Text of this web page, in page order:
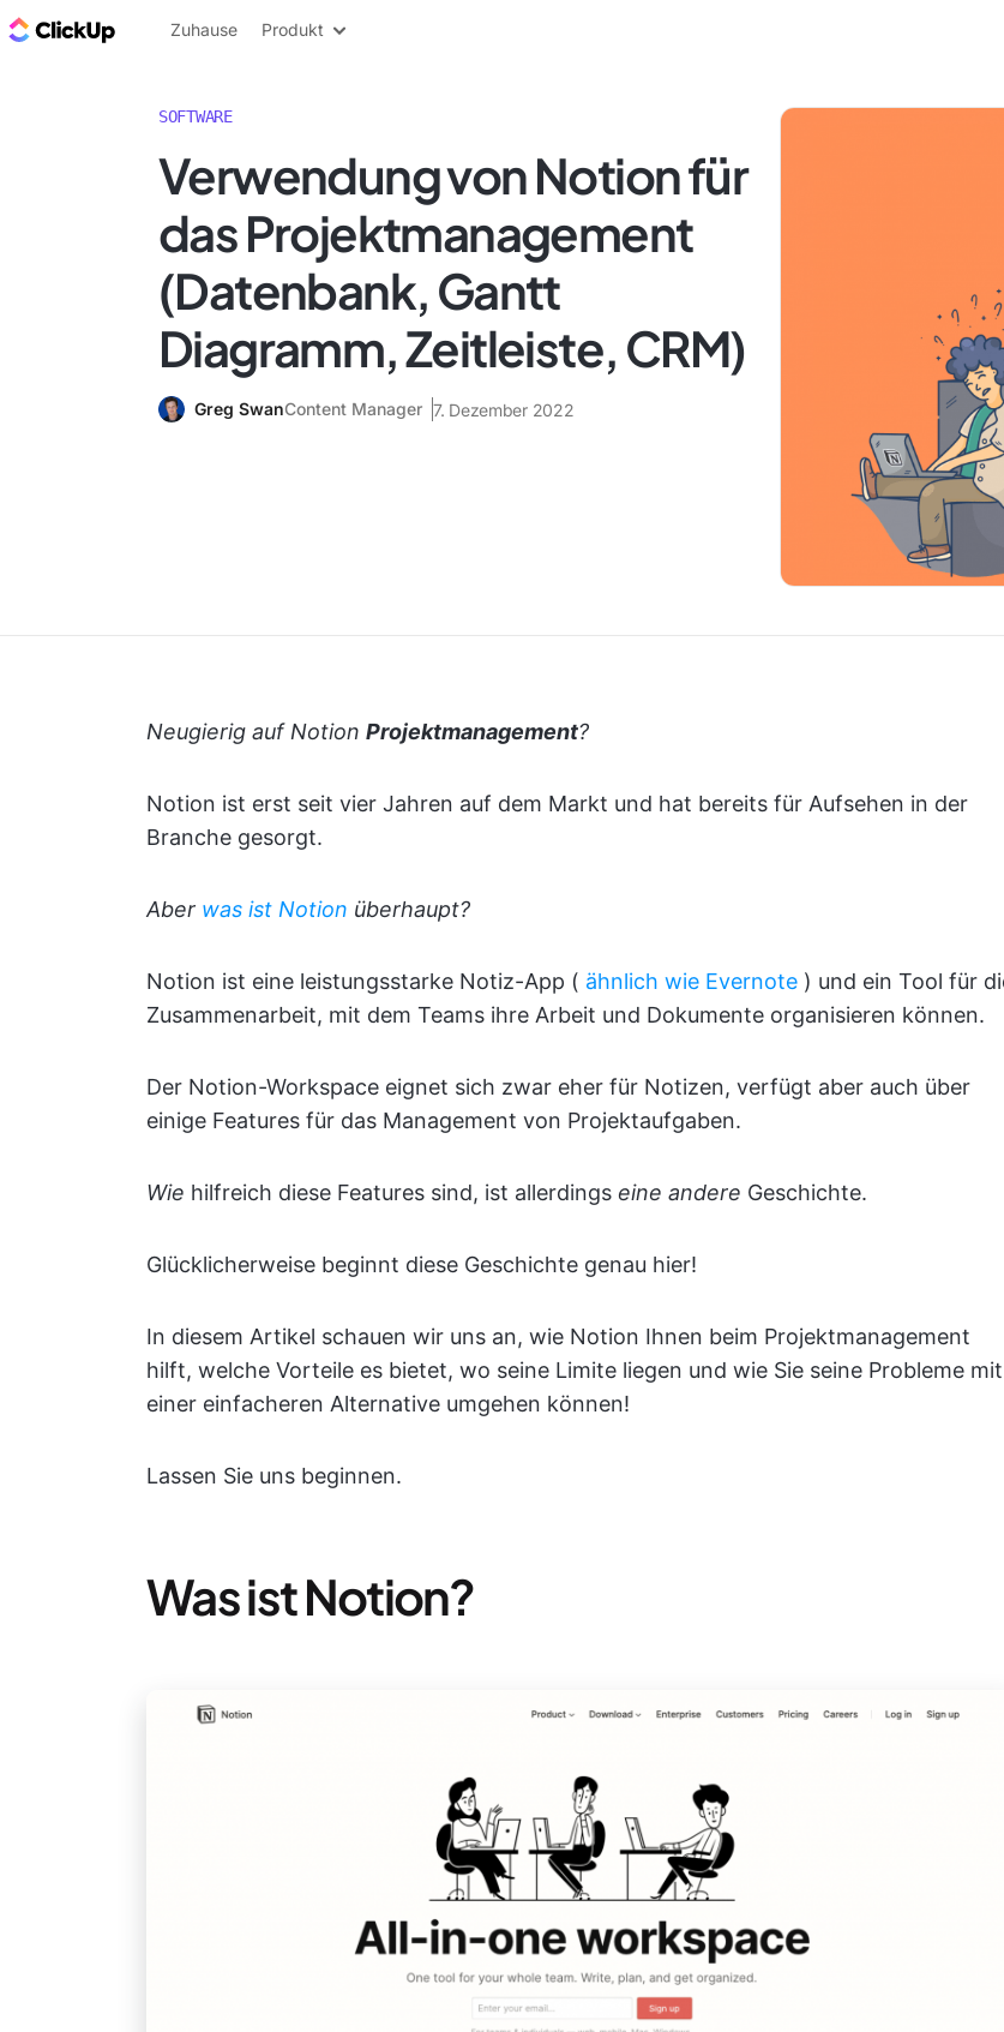
ClickUp Blog
Zuhause Produkt
SOFTWARE
Verwendung von Notion für
das Projektmanagement
(Datenbank, Gantt
Diagramm, Zeitleiste, CRM)
Greg SwanContent Manager 7. Dezember 2022
Neugierig auf Notion Projektmanagement?
Notion ist erst seit vier Jahren auf dem Markt und hat bereits für Aufsehen in der
Branche gesorgt.
Aber was ist Notion überhaupt?
Notion ist eine leistungsstarke Notiz-App ( ähnlich wie Evernote ) und ein Tool für
Zusammenarbeit, mit dem Teams ihre Arbeit und Dokumente organisieren können.
Der Notion-Workspace eignet sich zwar eher für Notizen, verfügt aber auch über
einige Features für das Management von Projektaufgaben.
Wie hilfreich diese Features sind, ist allerdings eine andere Geschichte.
Glücklicherweise beginnt diese Geschichte genau hier!
In diesem Artikel schauen wir uns an, wie Notion Ihnen beim Projektmanagement
hilft, welche Vorteile es bietet, wo seine Limite liegen und wie Sie seine Probleme mit
einer einfacheren Alternative umgehen können!
Lassen Sie uns beginnen.
Was ist Notion?